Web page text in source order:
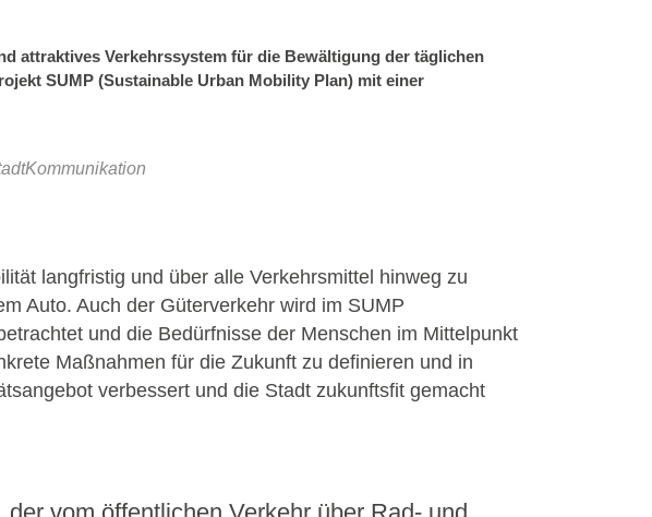
attraktives Verkehrssystem für die Bewältigung der täglichen
SUMP (Sustainable Urban Mobility Plan) mit einer
langfristig und über alle Verkehrsmittel hinweg zu
Auto. Auch der Güterverkehr wird im SUMP
und die Bedürfnisse der Menschen im Mittelpunkt
Maßnahmen für die Zukunft zu definieren und in
verbessert und die Stadt zukunftsfit gemacht